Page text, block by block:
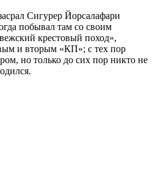
Сигурер Йорсалафари
побывал там со своим
крестовый поход»,
и вторым «КП»; с тех пор
но только до сих пор никто не